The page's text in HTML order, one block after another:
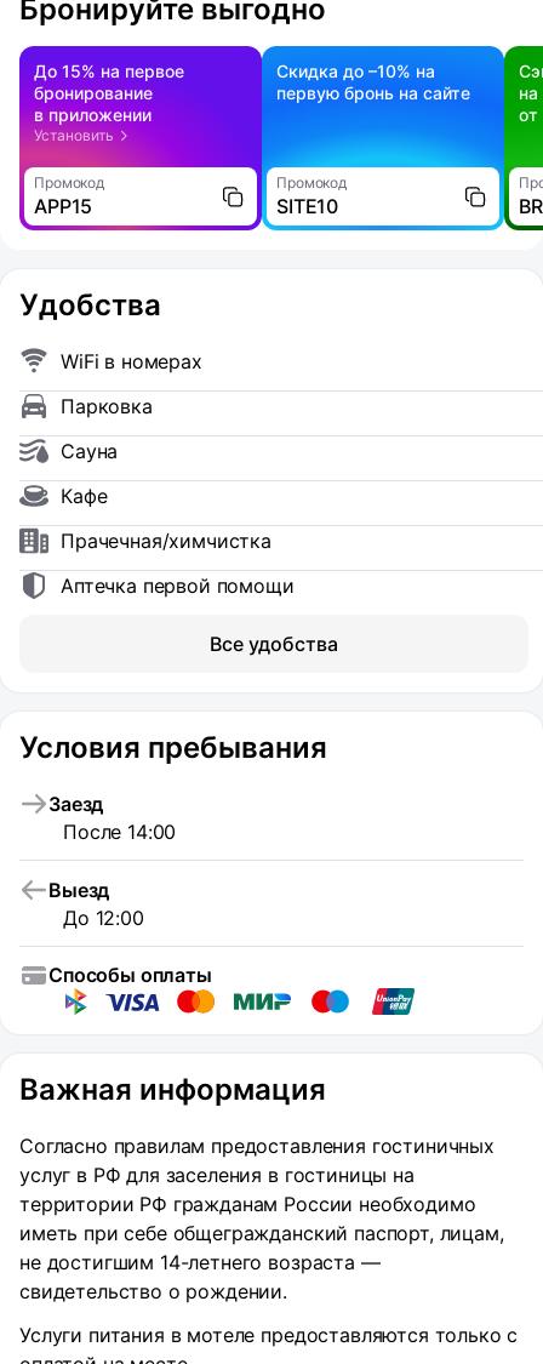
Бронируйте выгодно
До 15% на первое
бронирование
в приложении
Установить
Промокод
APP15
Скидка до –10% на
первую бронь на сайте
Промокод
SITE10
на
Удобства
WiFi в номерах
Парковка
Сауна
Кафе
Прачечная/химчистка
Аптечка первой помощи
Все удобства
Условия пребывания
Заезд
После 14:00
Выезд
До 12:00
Способы оплаты
Важная информация
Согласно правилам предоставления гостиничных
услуг в РФ для заселения в гостиницы на
территории РФ гражданам России необходимо
иметь при себе общегражданский паспорт, лицам,
не достигшим 14-летнего возраста —
свидетельство о рождении.
Услуги питания в мотеле предоставляются только с